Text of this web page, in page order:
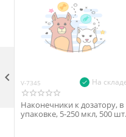
V-7345 На
Наконечники к дозатору, в
упаковке, 5-250 мкл, 500 шт.
